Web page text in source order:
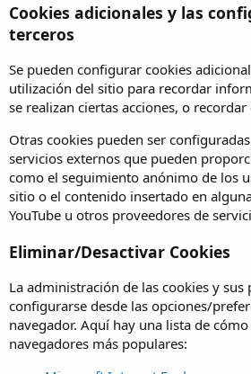
Cookies adicionales y las
terceros
Se pueden configurar cookies
utilización del sitio para recordar
se realizan ciertas acciones, o
Otras cookies pueden ser
servicios externos que pueden
como el seguimiento anónimo de los
sitio o el contenido insertado en
YouTube u otros proveedores de
Eliminar/Desactivar Cookies
La administración de las cookies y sus
configurarse desde las opciones/
navegador. Aquí hay una lista de
navegadores más populares: